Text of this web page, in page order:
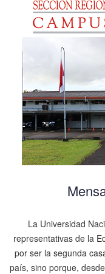
La Universidad
representativas de la
por ser la segunda
país, sino porque,